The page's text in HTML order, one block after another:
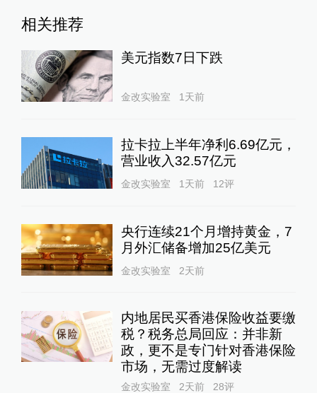
相关推荐
美元指数7日下跌
金改实验室 1天前
拉卡拉上半年净利6.69亿元，
营业收入32.57亿元
金改实验室 1天前 12评
央行连续21个月增持黄金，7
月外汇储备增加25亿美元
金改实验室 2天前
内地居民买香港保险收益要缴
税？税务总局回应：并非新
政，更不是专门针对香港保险
市场，无需过度解读
金改实验室 2天前 28评